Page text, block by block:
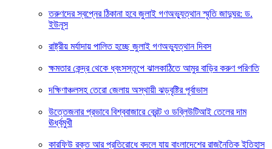
তরুণদের স্বপ্নের ঠিকানা হবে জুলাই গণঅভ্যুত্থান স্মৃতি জাদুঘর: ড.
ইউনূস
রাষ্ট্রীয় মর্যাদায় পালিত হচ্ছে জুলাই গণঅভ্যুত্থান দিবস
ক্ষমতার কেন্দ্র থেকে ধ্বংসস্তূপে ঝালকাঠিতে আমুর বাড়ির করুণ পরিণতি
দক্ষিণাঞ্চলসহ তেরো জেলায় অস্থায়ী ঝড়বৃষ্টির পূর্বাভাস
উত্তেজনার প্রভাবে বিশ্ববাজারে ব্রেন্ট ও ডব্লিউটিআই তেলের দাম
ঊর্ধ্বমুখী
কারফিউ রক্ত আর প্রতিরোধে বদলে যায় বাংলাদেশের রাজনৈতিক ইতিহাস